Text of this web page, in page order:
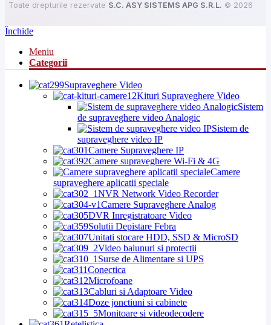
Toate drepturile rezervate S.C. ASY SISTEMS APG S.R.L. © 2026
Închide
Meniu
Categorii
Supraveghere Video
Kituri Supraveghere Video
Sistem
de supraveghere video Analogic
Sistem de
supraveghere video IP
Camere Supraveghere IP
Camere supraveghere Wi-Fi & 4G
Camere
supraveghere aplicatii speciale
NVR Network Video Recorder
Camere Supraveghere Analog
DVR Inregistratoare Video
Solutii Depistare Febra
Unitati stocare HDD, SSD & MicroSD
Video balunuri si protectii
Surse de Alimentare si UPS
Conectica
Microfoane
Cabluri si Adaptoare Video
Doze jonctiuni si cabinete
Monitoare si videodecodere